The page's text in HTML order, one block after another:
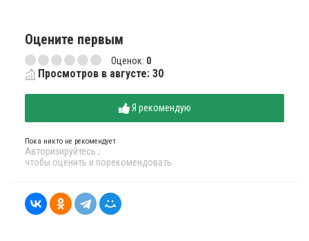
Оцените первым
Оценок: 0
Просмотров в августе: 30
Я рекомендую
Пока никто не рекомендует
Авторизируйтесь ,
чтобы оценить и порекомендовать